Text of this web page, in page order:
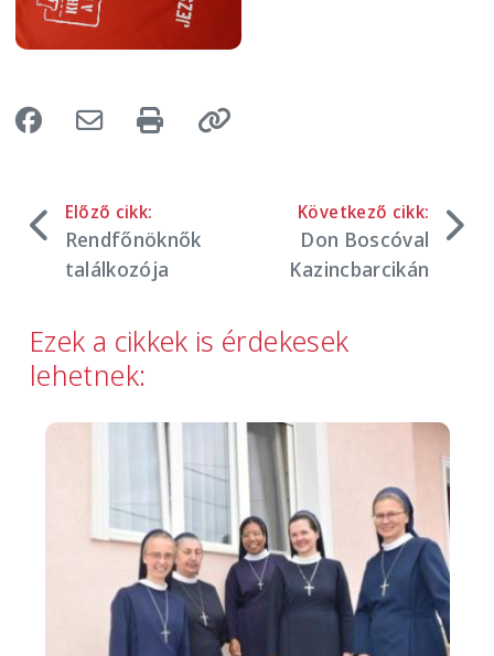
Előző cikk:
Rendfőnöknők
találkozója
Következő cikk:
Don Boscóval
Kazincbarcikán
Ezek a cikkek is érdekesek
lehetnek:
Image